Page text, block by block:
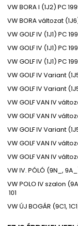
VWBORA I (1J2) PC
VWBORA változat
VWGOLF IV (1J1) PC
VWGOLF IV (1J1) PC
VWGOLF IV (1J1) PC
VWGOLF IV Variant
VWGOLF IV Variant
VWGOLF VAN IV
VWGOLF VAN IV
VWGOLF IV Variant
VWGOLF VAN IV
VWGOLF VAN IV
VWIV. PÓLÓ (9N_,
VWPOLO IV szalon
101
VWÚJ BOGÁR (9C1,